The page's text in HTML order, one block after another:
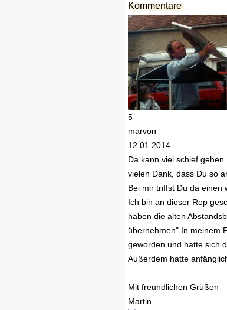
Kommentare
5
marvon
12.01.2014
Da kann viel schief gehen.
vielen Dank, dass Du so
Bei mir triffst Du da einen
Ich bin an dieser Rep
haben die alten
übernehmen" In meinem
geworden und hatte sich
Außerdem hatte
Mit freundlichen Grüßen
Martin